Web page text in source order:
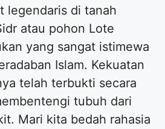
legendaris di tanah
atau pohon Lote
yang sangat istimewa
Islam. Kekuatan
telah terbukti secara
tubuh dari
Mari kita bedah rahasia